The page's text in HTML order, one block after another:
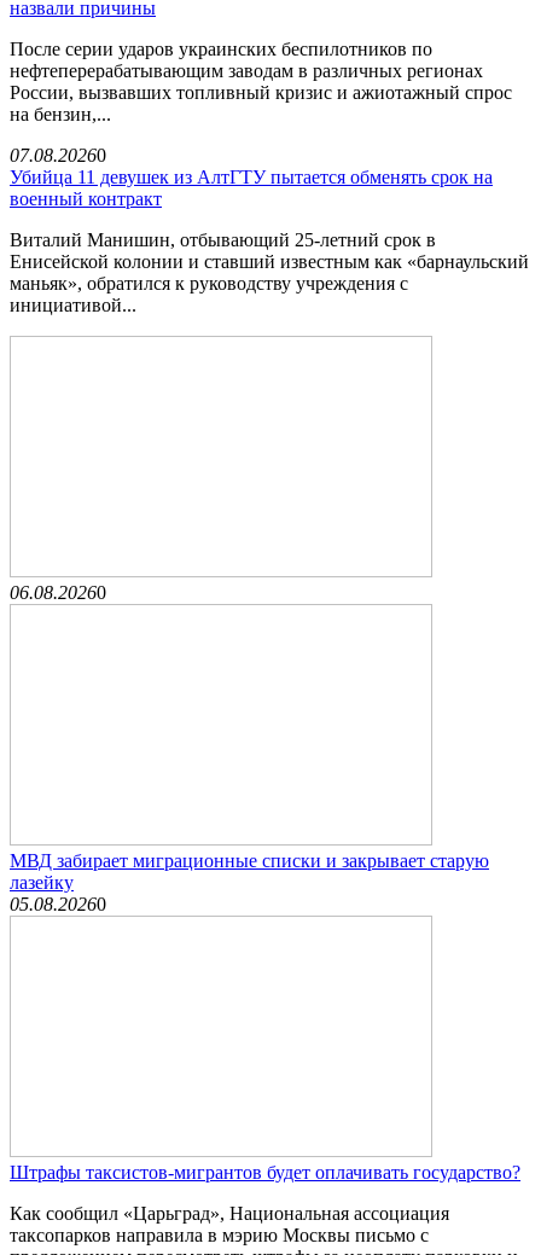
назвали причины
После серии ударов украинских беспилотников по
нефтеперерабатывающим заводам в различных регионах
России, вызвавших топливный кризис и ажиотажный спрос
на бензин,...
07.08.20260
Убийца 11 девушек из АлтГТУ пытается обменять срок на
военный контракт
Виталий Манишин, отбывающий 25-летний срок в
Енисейской колонии и ставший известным как «барнаульский
маньяк», обратился к руководству учреждения с
инициативой...
06.08.20260
МВД забирает миграционные списки и закрывает старую
лазейку
05.08.20260
Штрафы таксистов-мигрантов будет оплачивать государство?
Как сообщил «Царьград», Национальная ассоциация
таксопарков направила в мэрию Москвы письмо с